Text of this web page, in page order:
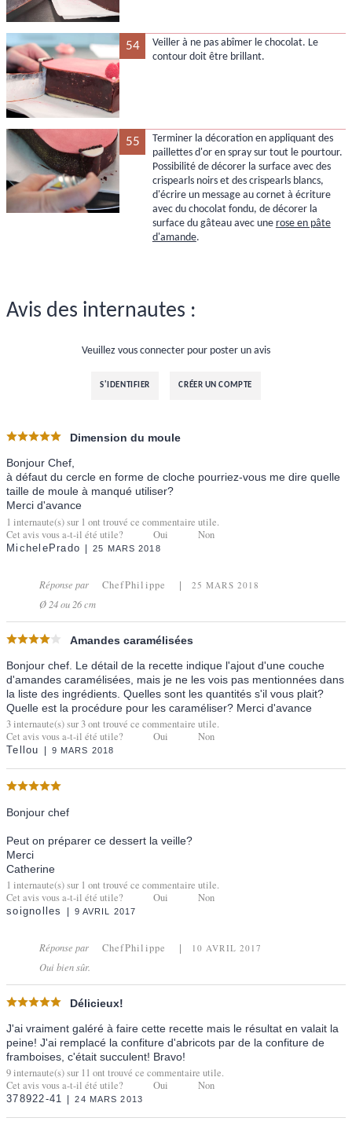
54
Veiller à ne pas abîmer le chocolat. Le
contour doit être brillant.
55
Terminer la décoration en appliquant des
paillettes d'or en spray sur tout le pourtour.
Possibilité de décorer la surface avec des
crispearls noirs et des crispearls blancs,
d'écrire un message au cornet à écriture
avec du chocolat fondu, de décorer la
surface du gâteau avec une rose en pâte
d'amande.
Avis des internautes :
Veuillez vous connecter pour poster un avis
S'IDENTIFIER CRÉER UN COMPTE
Dimension du moule
Bonjour Chef,
à défaut du cercle en forme de cloche pourriez-vous me dire quelle
taille de moule à manqué utiliser?
Merci d'avance
1 internaute(s) sur 1 ont trouvé ce commentaire utile.
Cet avis vous a-t-il été utile?
Oui Non
MichelePrado 25 MARS 2018
Réponse par ChefPhilippe 25 MARS 2018
Ø 24 ou 26 cm
Amandes caramélisées
Bonjour chef. Le détail de la recette indique l'ajout d'une couche
d'amandes caramélisées, mais je ne les vois pas mentionnées dans
la liste des ingrédients. Quelles sont les quantités s'il vous plait?
Quelle est la procédure pour les caraméliser? Merci d'avance
3internaute(s) sur3ont trouvé ce commentaire utile.
Cet avis vous a-t-il été utile?
Oui Non
Tellou 9 MARS 2018
Bonjour chef
Peut on préparer ce dessert la veille?
Merci
Catherine
1 internaute(s) sur 1 ont trouvé ce commentaire utile.
Cet avis vous a-t-il été utile?
Oui Non
soignolles 9 AVRIL 2017
Réponse par ChefPhilippe 10 AVRIL 2017
Oui bien sûr.
Délicieux!
J'ai vraiment galéré à faire cette recette mais le résultat en valait la
peine! J'ai remplacé la confiture d'abricots par de la confiture de
framboises, c'était succulent! Bravo!
9internaute(s) sur 11 ont trouvé ce commentaire utile.
Cet avis vous a-t-il été utile?
Oui Non
378922-41 24 MARS 2013